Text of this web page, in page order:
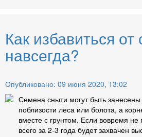
Как избавиться от
навсегда?
Опубликовано: 09 июня 2020, 13:02
Семена сныти могут быть
поблизости леса или болота, а
вместе с грунтом. Если вовремя не
всего за 2-3 года будет захвачен